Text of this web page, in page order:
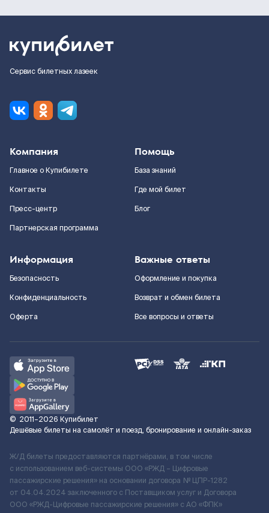
Сервис билетных лазеек
Компания
Главное о Купибилете
Контакты
Пресс-центр
Партнерская программа
Помощь
База знаний
Где мой билет
Блог
Информация
Безопасность
Конфиденциальность
Оферта
Важные ответы
Оформление и покупка
Возврат и обмен билета
Все вопросы и ответы
© 2011–2026 Купибилет
Дешёвые билеты на самолёт и поезд, бронирование и онлайн-заказ
Ж/Д билеты предоставляются партнёрами, в том числе
с использованием веб-системы ООО «РЖД – Цифровые
пассажирские решения» на основании договора № ЦПР-1282
от 04.04.2024 заключенного с Поставщиком услуг и Договора
ООО «РЖД-Цифровые пассажирские решения» c АО «ФПК»